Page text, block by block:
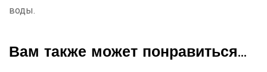
воды.
Вам также может понравиться…